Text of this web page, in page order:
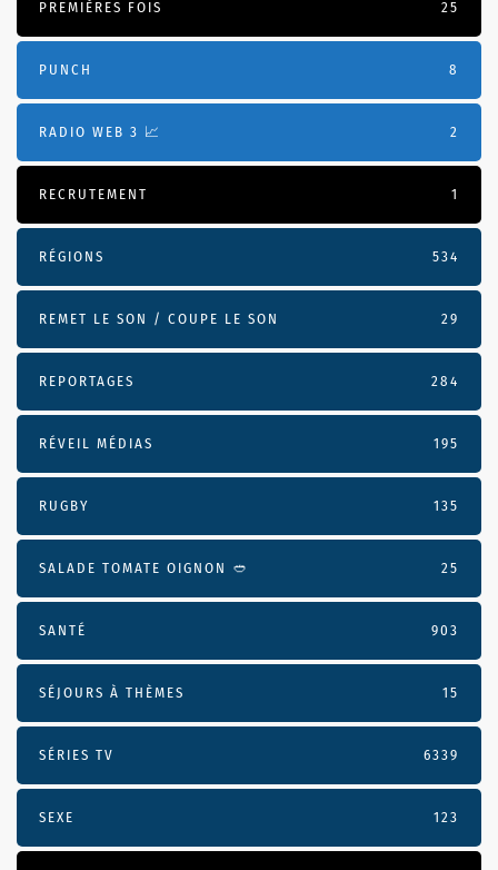
PREMIÈRES FOIS 25
PUNCH 8
RADIO WEB 3 📈 2
RECRUTEMENT 1
RÉGIONS 534
REMET LE SON / COUPE LE SON 29
REPORTAGES 284
RÉVEIL MÉDIAS 195
RUGBY 135
SALADE TOMATE OIGNON 🥙 25
SANTÉ 903
SÉJOURS À THÈMES 15
SÉRIES TV 6339
SEXE 123